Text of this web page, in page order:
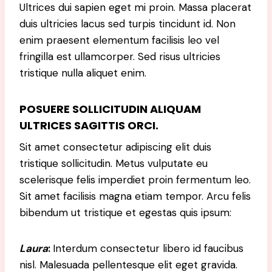
Ultrices dui sapien eget mi proin. Massa placerat
duis ultricies lacus sed turpis tincidunt id. Non
enim praesent elementum facilisis leo vel
fringilla est ullamcorper. Sed risus ultricies
tristique nulla aliquet enim.
POSUERE SOLLICITUDIN ALIQUAM
ULTRICES SAGITTIS ORCI.
Sit amet consectetur adipiscing elit duis
tristique sollicitudin. Metus vulputate eu
scelerisque felis imperdiet proin fermentum leo.
Sit amet facilisis magna etiam tempor. Arcu felis
bibendum ut tristique et egestas quis ipsum:
Laura: Interdum consectetur libero id faucibus
nisl. Malesuada pellentesque elit eget gravida.